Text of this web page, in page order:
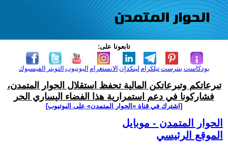
تابعونا على:
الفيسبوك التويتر اليوتيوب الانستغرام لينكدإن تيلكرامبنترست بودكاست
تبرعاتكم وتبرعاتكن المالية تحفظ استقلال الحوار المتمدن،
فشاركونا في دعم استمرارية هذا الفضاء اليساري الحر
[اشترك في قناة ‫«الحوار المتمدن» على اليوتيوب]
الحوار المتمدن - موبايل
الموقع الرئيسي